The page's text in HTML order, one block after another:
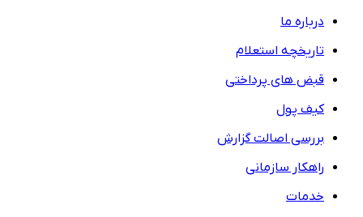
درباره ما
تاریخچه استعلام
قبض های پرداختی
کیف پول
بررسی اصالت گزارش
راهکار سازمانی
خدمات